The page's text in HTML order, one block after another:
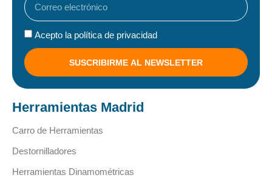
Acepto la política de privacidad
SUSCRIBIRME AL NEWSLETTER
Herramientas Madrid
Carro de Herramientas
Destornilladores
Herramientas Dinamométricas